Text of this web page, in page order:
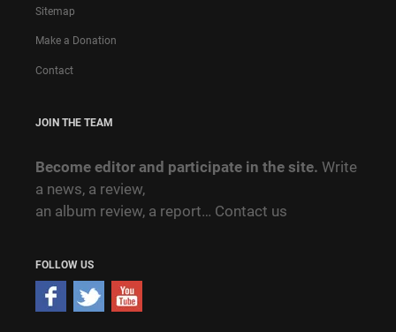
Sitemap
Make a Donation
Contact
JOIN THE TEAM
Become editor and participate in the site. Write
a news, a review,
an album review, a report… Contact us
FOLLOW US